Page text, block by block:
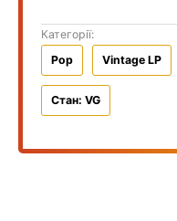
Категорії:
Pop
Vintage LP
Стан: VG